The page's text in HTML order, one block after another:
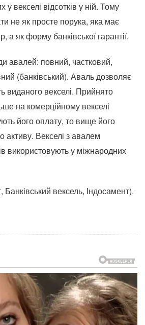
векселі відсотків у ній. Тому
не як просте порука, яка має
а як форму банківської гарантії.
авалей: повний, частковий,
(банківський). Аваль дозволяє
виданого векселі. Прийнято
на комерційному векселі
його оплату, то вище його
активу. Векселі з авалем
використовують у міжнародних
Банківський вексель, Індосамент).